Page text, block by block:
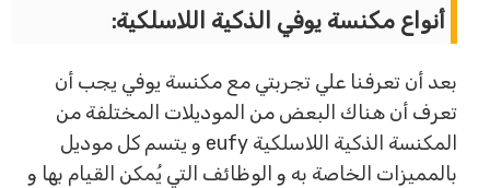
أنواع مكنسة يوفي الذكية اللاسلكية:
بعد أن تعرفنا علي تجربتي مع مكنسة يوفي يجب أن
تعرف أن هناك البعض من الموديلات المختلفة من
المكنسة الذكية اللاسلكية eufy و يتسم كل موديل
بالمميزات الخاصة به و الوظائف التي يُمكن القيام بها و